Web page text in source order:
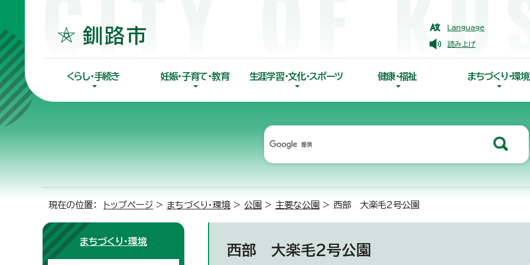
Language
読み上げ
くらし・手続き 妊娠・子育て・教育 生涯学習・文化・スポーツ 健康・福祉 まちづくり・環境
現在の位置： トップページ > まちづくり・環境 > 公園 > 主要な公園 > 西部 大楽毛2号公園
西部 大楽毛2号公園
まちづくり・環境